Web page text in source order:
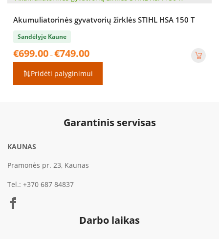
Akumuliatorinės gyvatvorių žirklės STIHL HSA 150 T
Sandėlyje Kaune
€699.00–€749.00
€699.00
through
Pridėti palyginimui
Garantinis servisas
KAUNAS
Pramonės pr. 23, Kaunas
Tel.: +370 687 84837
Darbo laikas